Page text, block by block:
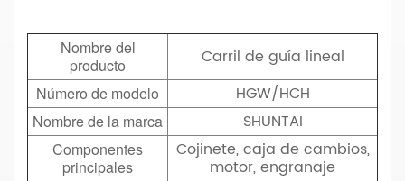
Nombre del
producto
Carril de guía lineal
Número de modelo HGW/HCH
Nombre de la marca SHUNTAI
Componentes
principales
Cojinete, caja de cambios,
motor, engranaje